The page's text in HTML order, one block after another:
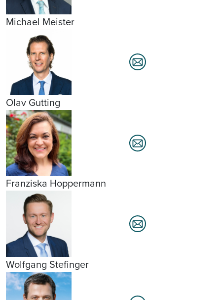
Michael Meister
Olav Gutting
Franziska Hoppermann
Wolfgang Stefinger